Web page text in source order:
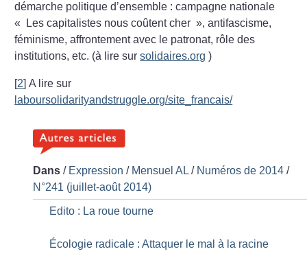
démarche politique d’ensemble : campagne nationale
«
Les capitalistes nous coûtent cher », antifascisme,
féminisme, affrontement avec le patronat, rôle des
institutions, etc. (à lire sursolidaires.org )
[2]A lire sur
laboursolidarityandstruggle.org/site_francais/
Dans / Expression / Mensuel AL / Numéros de 2014 /
N°241 (juillet-août 2014)
Edito : La roue tourne
Écologie radicale : Attaquer le mal à la racine